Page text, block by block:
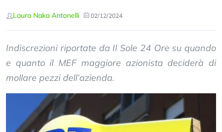
Laura Naka Antonelli 02/12/2024
Indiscrezioni riportate da Il Sole 24 Ore su quando
e quanto il MEF maggiore azionista deciderà di
mollare pezzi dell’azienda.